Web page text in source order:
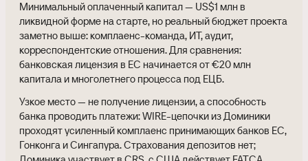
Минимальный оплаченный капитал — US$1 млн в
ликвидной форме на старте, но реальный бюджет проекта
заметно выше: комплаенс-команда, ИТ, аудит,
корреспондентские отношения. Для сравнения:
банковская лицензия в ЕС начинается от €20 млн
капитала и многолетнего процесса под ЕЦБ.
Узкое место — не получение лицензии, а способность
банка проводить платежи: WIRE-цепочки из Доминики
проходят усиленный комплаенс принимающих банков ЕС,
Гонконга и Сингапура. Страхования депозитов нет;